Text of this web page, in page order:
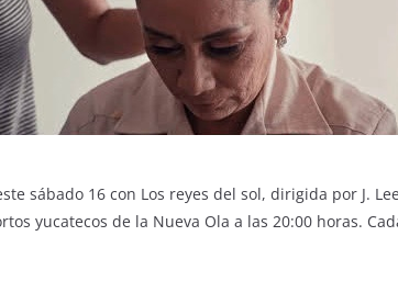
sábado 16 con Los reyes del sol, dirigida por J.
yucatecos de la Nueva Ola a las 20:00 horas.